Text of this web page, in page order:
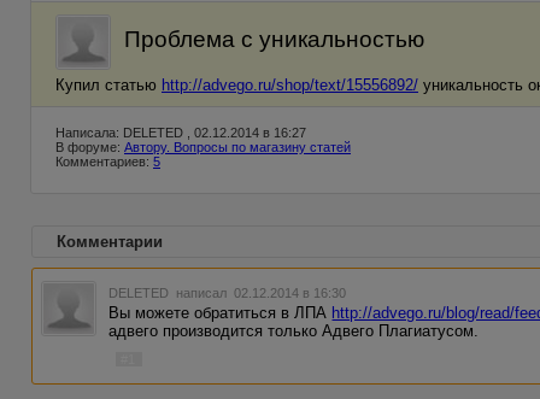
Проблема с уникальностью
Купил статью http://advego.ru/shop/text/15556892/ уникальность
Написала: DELETED , 02.12.2014 в 16:27
В форуме: Автору. Вопросы по магазину статей
Комментариев: 5
Комментарии
DELETED написал 02.12.2014 в 16:30
Вы можете обратиться в ЛПА http://advego.ru/blog/read/
адвего производится только Адвего Плагиатусом.